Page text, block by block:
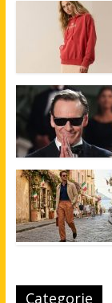
Categorie